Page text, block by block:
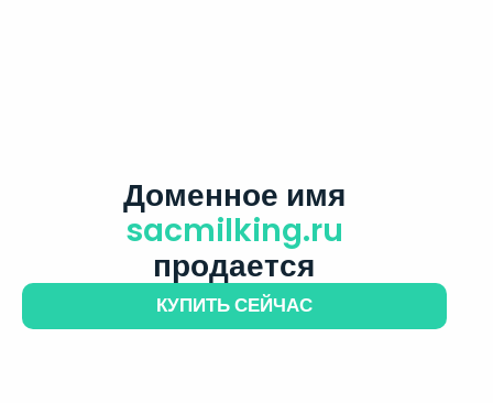
Доменное имя
sacmilking.ru
продается
КУПИТЬ СЕЙЧАС